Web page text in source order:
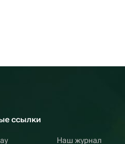
ссылки
Наш журнал